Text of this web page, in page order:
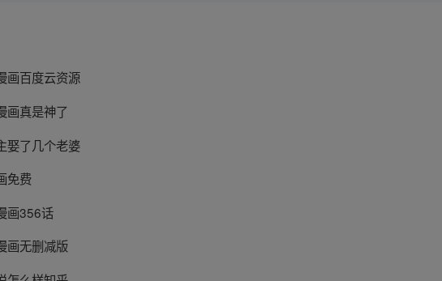
画百度云资源
画真是神了
娶了几个老婆
免费
画356话
画无删减版